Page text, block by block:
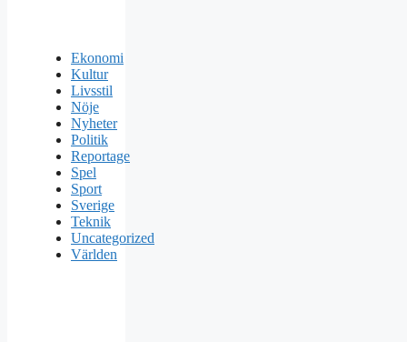
Ekonomi
Kultur
Livsstil
Nöje
Nyheter
Politik
Reportage
Spel
Sport
Sverige
Teknik
Uncategorized
Världen